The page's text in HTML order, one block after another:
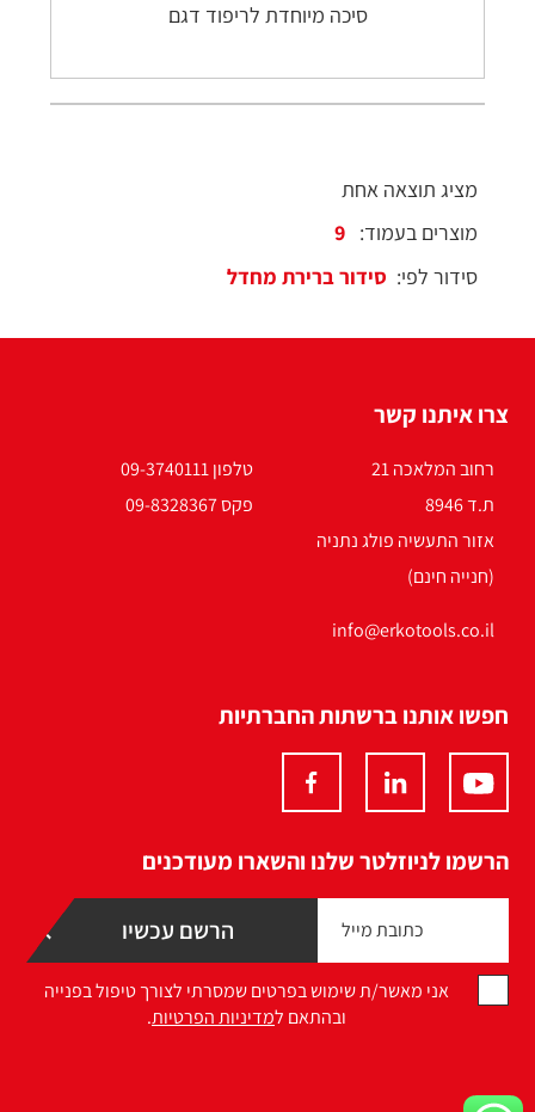
סיכה מיוחדת לריפוד דגם
מציג תוצאה אחת
מוצרים בעמוד:
סידור לפי:
צרו איתנו קשר
רחוב המלאכה 21
ת.ד 8946
אזור התעשיה פולג נתניה
(חנייה חינם)
טלפון 09-3740111
פקס 09-8328367
info@erkotools.co.il
חפשו אותנו ברשתות החברתיות
הרשמו לניוזלטר שלנו והשארו מעודכנים
אני מאשר/ת שימוש בפרטים שמסרתי לצורך טיפול בפנייה
ובהתאם למדיניות הפרטיות.